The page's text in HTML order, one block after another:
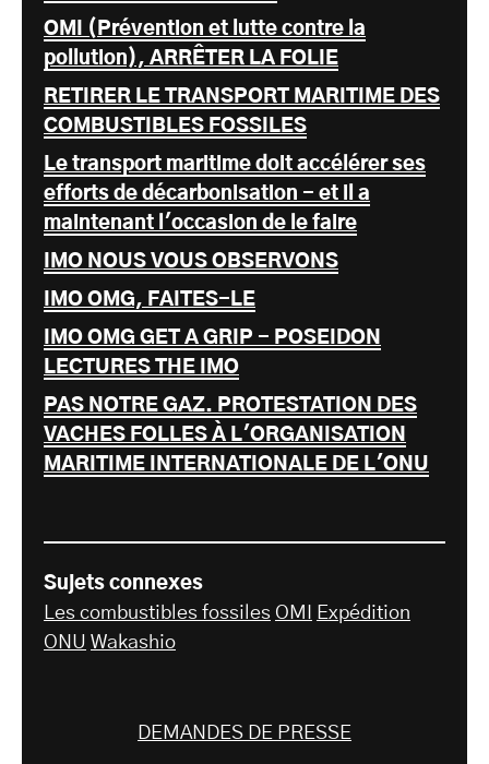
OMI (Prévention et lutte contre la
pollution), ARRÊTER LA FOLIE
RETIRER LE TRANSPORT MARITIME DES
COMBUSTIBLES FOSSILES
Le transport maritime doit accélérer ses
efforts de décarbonisation - et il a
maintenant l'occasion de le faire
IMO NOUS VOUS OBSERVONS
IMO OMG, FAITES-LE
IMO OMG GET A GRIP - POSEIDON
LECTURES THE IMO
PAS NOTRE GAZ. PROTESTATION DES
VACHES FOLLES À L'ORGANISATION
MARITIME INTERNATIONALE DE L'ONU
Sujets connexes
Les combustibles fossiles OMI
Expédition
ONU Wakashio
DEMANDES DE PRESSE